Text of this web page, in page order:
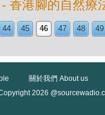
香港腳的自然療
44 45 46 47 48 49
關於我們 About us
2026